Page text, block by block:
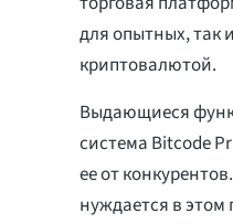
для опытных, так
криптовалютой.
Выдающиеся
система Bitcode
ее от
нуждается в этом